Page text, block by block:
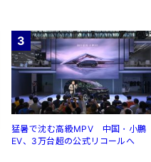
3
猛暑で沈む高級MPV 中国・小鵬
EV、3万台超の公式リコールへ